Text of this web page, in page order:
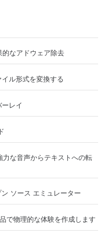
It has been described by
and very efficient” and
see their loyalty rewarded
of writing. A free trial is also
シュすることです。* PCSX2
抽出できるPlaystation 2
のとおりです。インドネシ
ナ、ダンスク、ドイツ語、英
ルバツキー、イタリア語、ラ
トガル、スロヴェンスキー、
ーSrpski、Suomi、
Multimedia
Powerful tool for data
with MS Office
.xlsx, etc.). Thousands of
PDF reader. Mobile device
Cloud Storage included.
a useful a paragraph
It has an Office to PDF
and word count features.
as the Watermark in
to Word document
program is a versatile word
is an easy to use and
you to create impressive
Spreadsheets program is
application.
トールする権限がない場合
選択する必要があります。
ウドサービスを介してVNC
ーに接続します。 Apple
ードパーティ製のVNC互換
ピューターに直接接続しま
サインインして、すべてのデ
よび同期します。 仮想キー
、Command / Windowsなど
す。 制御する必要のあるマシ
トにアクセスして、各コンピ
ロードするだけです。次
報を使用して、ローカルマ
ます。そこから、コンピュ
する
ドで暗号化されます。アプリ
ワードで保護します。コンピ
のと同じユーザー名とパスワ
クセスで仮想世界に没頭する
比類のない再生サポートと独
単にリラックスできます。
びHDR10コンテンツをサポー
で2.35：1の映画を見る常時
ブを見る YouTubeおよび
を再生 VRエクスペリエンス
ッドセット、HTC、VIVE、
TVとキャストのサポート
なアドウェア除去
ル形式を変換する
レイ
な音声からテキストへの転
ソース エミュレーター
で物理的な体験を作成します